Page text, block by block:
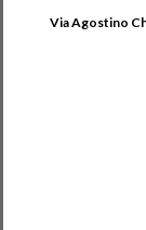
Via Agostino